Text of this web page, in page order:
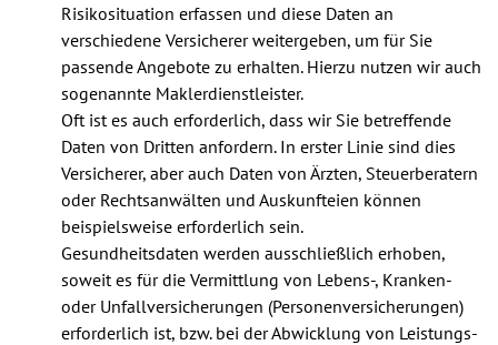
Risikosituation erfassen und diese Daten an
verschiedene Versicherer weitergeben, um für Sie
passende Angebote zu erhalten. Hierzu nutzen wir auch
sogenannte Maklerdienstleister.
Oft ist es auch erforderlich, dass wir Sie betreffende
Daten von Dritten anfordern. In erster Linie sind dies
Versicherer, aber auch Daten von Ärzten, Steuerberatern
oder Rechtsanwälten und Auskunfteien können
beispielsweise erforderlich sein.
Gesundheitsdaten werden ausschließlich erhoben,
soweit es für die Vermittlung von Lebens-, Kranken-
oder Unfallversicherungen (Personenversicherungen)
erforderlich ist, bzw. bei der Abwicklung von Leistungs-